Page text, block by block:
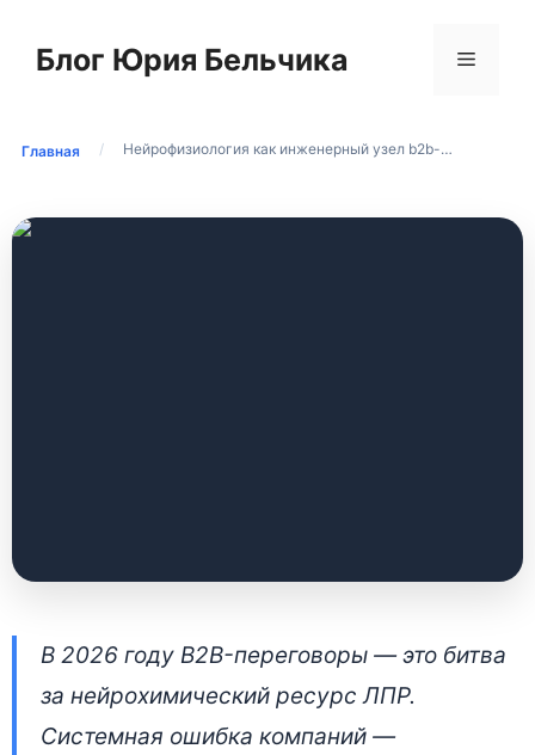
содержимому
Блог Юрия Бельчика Меню
Главная / Нейрофизиология как инженерный узел b2b-…
Нейрофизиология как
инженерный узел
b2b-переговоров
В 2026 году B2B-переговоры — это битва
за нейрохимический ресурс ЛПР.
Системная ошибка компаний —